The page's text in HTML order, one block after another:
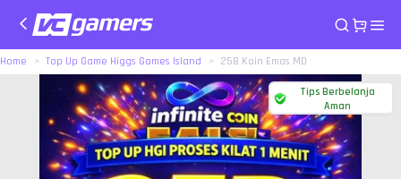
Home Top Up Game Higgs Games Island 25B Koin Emas MD
Tips Berbelanja
Aman